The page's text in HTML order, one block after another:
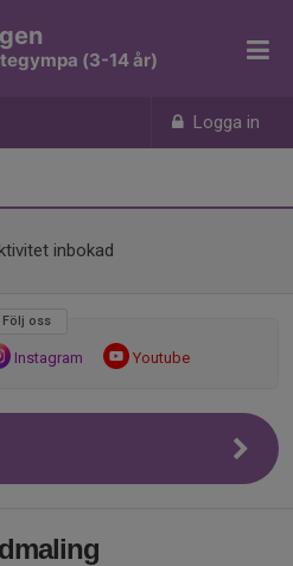
Logga in
(3-14 år)
inbokad
Följ oss
Instagram Youtube